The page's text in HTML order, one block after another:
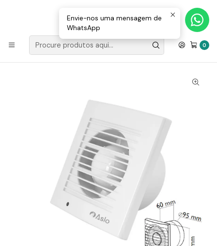
0
Loja Valongo: 220 150 143 (chamada para a rede fixa nacional) «»
E-mail: geral@movenergy.pt
Início
Extrator Para Ventilação 155X60X95MM Branco
Envie-nos uma mensagem de
WhatsApp